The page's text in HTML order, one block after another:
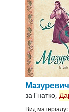
за Гнатко,
Вид матеріалу: